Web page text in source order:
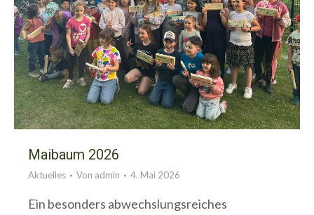
Maibaum 2026
Aktuelles Von admin 4. Mai 2026
Ein besonders abwechslungsreiches